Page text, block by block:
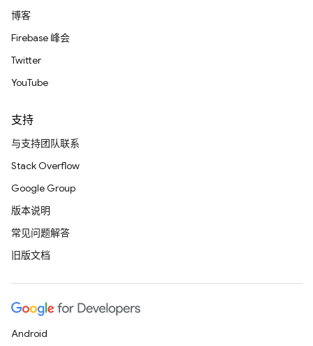
博客
Firebase 峰会
Twitter
YouTube
支持
与支持团队联系
Stack Overflow
Google Group
版本说明
常见问题解答
旧版文档
Android